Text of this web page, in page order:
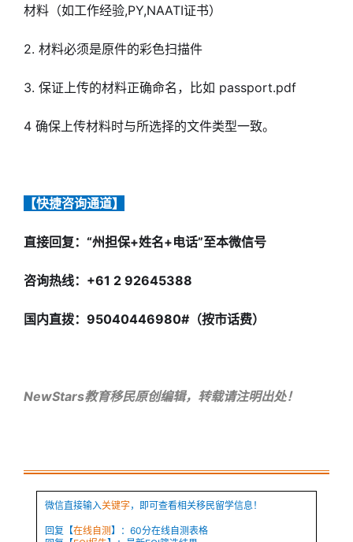
材料（如工作经验,PY,NAATI证书）
2. 材料必须是原件的彩色扫描件
3. 保证上传的材料正确命名，比如 passport.pdf
4 确保上传材料时与所选择的文件类型一致。
【快捷咨询通道】
直接回复：“州担保+姓名+电话”至本微信号
咨询热线：+61 2 92645388
国内直拨：95040446980#（按市话费）
NewStars教育移民原创编辑，转载请注明出处！
微信直接输入关键字，即可查看相关移民留学信息！
回复【在线自测】：60分在线自测表格